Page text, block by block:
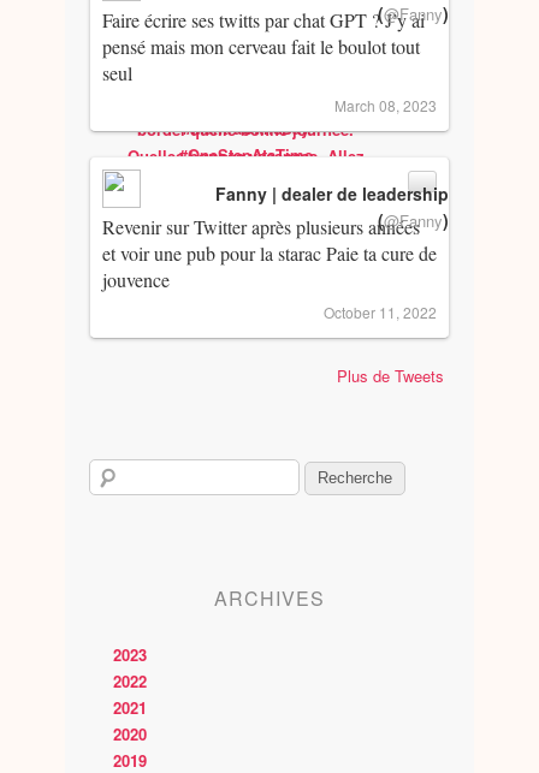
Faire écrire ses twitts par chat GPT ? J’y ai
pensé mais mon cerveau fait le boulot tout
seul
(@Fanny)
March 08, 2023
Revenir sur Twitter après plusieurs années
et voir une pub pour la starac Paie ta cure de
jouvence
Fanny | dealer de leadership
(@Fanny)
October 11, 2022
Plus de Tweets
ARCHIVES
2023
2022
2021
2020
2019